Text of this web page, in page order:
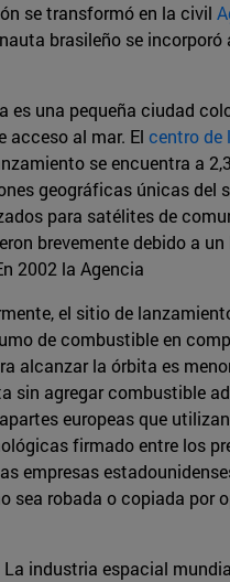
se transformó en la civil
brasileño se incorporó
es una pequeña ciudad
acceso al mar. El centro de
se encuentra a
geográficas únicas del
para satélites de
brevemente debido a
2002 la Agencia
el sitio de
de combustible en
alcanzar la órbita es
sin agregar combustible
europeas que
firmado entre los
empresas
sea robada o copiada por
industria espacial